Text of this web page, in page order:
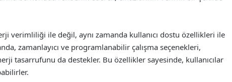
verimliliği ile değil, aynı zamanda kullanıcı dostu özellikleri ile
zamanlayıcı ve programlanabilir çalışma seçenekleri,
tasarrufunu da destekler. Bu özellikler sayesinde, kullanıcılar